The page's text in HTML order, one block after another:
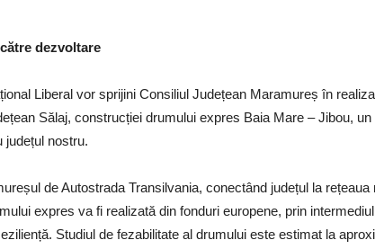
dezvoltare
Liberal vor sprijini Consiliul Județean Maramureș în
Sălaj, construcției drumului expres Baia Mare – Jibou,
județul nostru.
de Autostrada Transilvania, conectând județul la rețeaua
expres va fi realizată din fonduri europene, prin
Studiul de fezabilitate al drumului este estimat la